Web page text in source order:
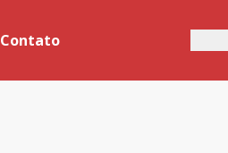
Contato